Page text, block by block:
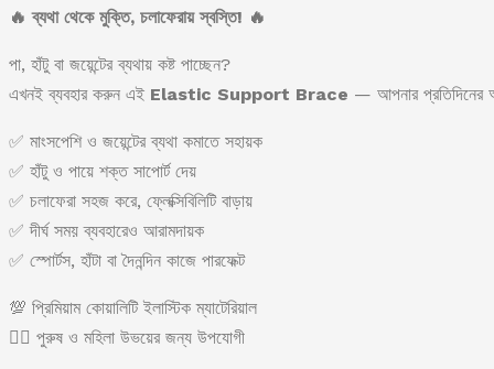
🔥 ব্যথা থেকে মুক্তি, চলাফেরায় স্বস্তি! 🔥
পা, হাঁটু বা জয়েন্টের ব্যথায় কষ্ট পাচ্ছেন?
এখনই ব্যবহার করুন এই Elastic Support Brace — আপনার প্রতিদিনের
✅ মাংসপেশি ও জয়েন্টের ব্যথা কমাতে সহায়ক
✅ হাঁটু ও পায়ে শক্ত সাপোর্ট দেয়
✅ চলাফেরা সহজ করে, ফ্লেক্সিবিলিটি বাড়ায়
✅ দীর্ঘ সময় ব্যবহারেও আরামদায়ক
✅ স্পোর্টস, হাঁটা বা দৈনন্দিন কাজে পারফেক্ট
💯 প্রিমিয়াম কোয়ালিটি ইলাস্টিক ম্যাটেরিয়াল
🧍‍♂️ পুরুষ ও মহিলা উভয়ের জন্য উপযোগী